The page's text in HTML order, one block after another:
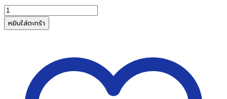
จำนวน
ห่วง
เหล็ก
หยิบใส่ตะกร้า